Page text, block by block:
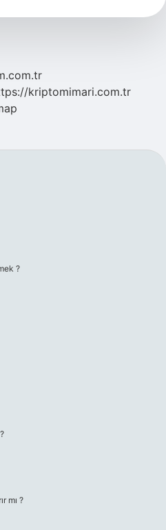
kriptomimari.com.tr
?
mı ?